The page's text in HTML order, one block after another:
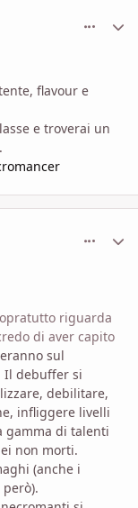
flavour e
e troverai un
riguarda
di aver capito
sul
Il debuffer si
debilitare,
infliggere livelli
gamma di talenti
non morti.
(anche i